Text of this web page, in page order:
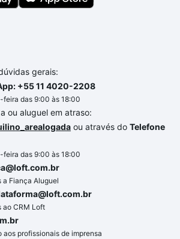
gerais:
+55 11 4020-2208
das 9:00 às 18:00
ou aluguel em atraso:
ou através do Telefone
das 9:00 às 18:00
a Fiança Aluguel
ao CRM Loft
profissionais de imprensa